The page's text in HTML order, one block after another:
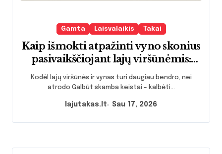
Gamta Laisvalaikis Takai
Kaip išmokti atpažinti vyno skonius
pasivaikščiojant lajų viršūnėmis:
gamtos ir pojūčių ryšys
Kodėl lajų viršūnės ir vynas turi daugiau bendro, nei
atrodo Galbūt skamba keistai – kalbėti...
lajutakas.lt Sau 17, 2026